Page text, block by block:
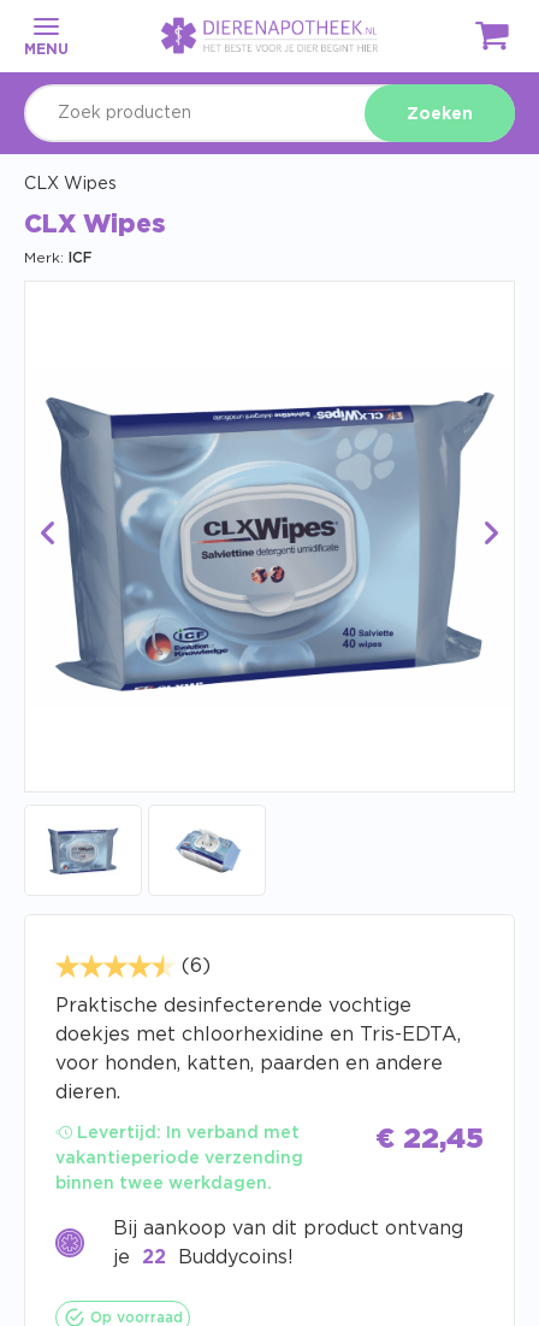
MENU
Zoeken
CLX Wipes
CLX Wipes
Merk: ICF
(6)
Praktische desinfecterende vochtige
doekjes met chloorhexidine en Tris-EDTA,
voor honden, katten, paarden en andere
dieren.
€ 22,45
Levertijd:
In verband met
vakantieperiode verzending
binnen twee werkdagen.
Bij aankoop van dit product ontvang
je
22 Buddycoins!
Op voorraad